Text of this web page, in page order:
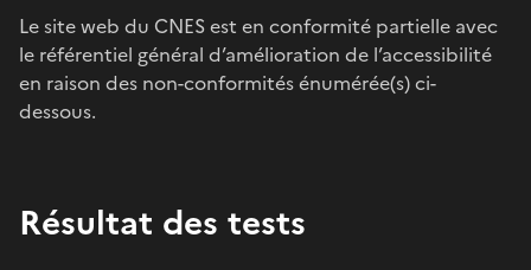
Le site web du CNES est en conformité partielle avec
le référentiel général d’amélioration de l’accessibilité
en raison des non-conformités énumérée(s) ci-
dessous.
Résultat des tests